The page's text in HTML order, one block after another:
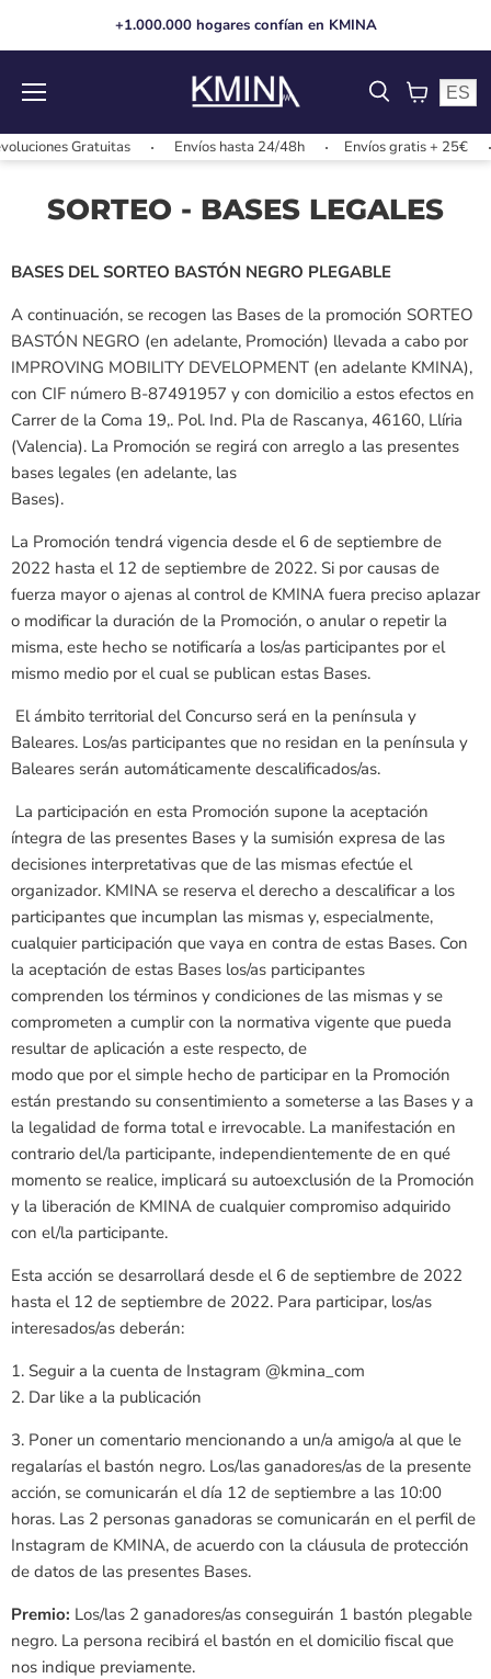
+1.000.000 hogares confían en KMINA
carrito
ES
Gratuitas Envíos hasta 24/48h Envíos gratis + 25€
SORTEO - BASES LEGALES
BASES DEL SORTEO BASTÓN NEGRO PLEGABLE
A continuación, se recogen las Bases de la promoción SORTEO
BASTÓN NEGRO (en adelante, Promoción) llevada a cabo por
IMPROVING MOBILITY DEVELOPMENT (en adelante KMINA),
con CIF número B-87491957 y con domicilio a estos efectos en
Carrer de la Coma 19,. Pol. Ind. Pla de Rascanya, 46160, Llíria
(Valencia). La Promoción se regirá con arreglo a las presentes
bases legales (en adelante, las
Bases).
La Promoción tendrá vigencia desde el 6 de septiembre de
2022 hasta el 12 de septiembre de 2022. Si por causas de
fuerza mayor o ajenas al control de KMINA fuera preciso aplazar
o modificar la duración de la Promoción, o anular o repetir la
misma, este hecho se notificaría a los/as participantes por el
mismo medio por el cual se publican estas Bases.
El ámbito territorial del Concurso será en la península y
Baleares. Los/as participantes que no residan en la península y
Baleares serán automáticamente descalificados/as.
La participación en esta Promoción supone la aceptación
íntegra de las presentes Bases y la sumisión expresa de las
decisiones interpretativas que de las mismas efectúe el
organizador. KMINA se reserva el derecho a descalificar a los
participantes que incumplan las mismas y, especialmente,
cualquier participación que vaya en contra de estas Bases. Con
la aceptación de estas Bases los/as participantes
comprenden los términos y condiciones de las mismas y se
comprometen a cumplir con la normativa vigente que pueda
resultar de aplicación a este respecto, de
modo que por el simple hecho de participar en la Promoción
están prestando su consentimiento a someterse a las Bases y a
la legalidad de forma total e irrevocable. La manifestación en
contrario del/la participante, independientemente de en qué
momento se realice, implicará su autoexclusión de la Promoción
y la liberación de KMINA de cualquier compromiso adquirido
con el/la participante.
Esta acción se desarrollará desde el 6 de septiembre de 2022
hasta el 12 de septiembre de 2022. Para participar, los/as
interesados/as deberán:
1. Seguir a la cuenta de Instagram @kmina_com
2. Dar like a la publicación
3. Poner un comentario mencionando a un/a amigo/a al que le
regalarías el bastón negro. Los/las ganadores/as de la presente
acción, se comunicarán el día 12 de septiembre a las 10:00
horas. Las 2 personas ganadoras se comunicarán en el perfil de
Instagram de KMINA, de acuerdo con la cláusula de protección
de datos de las presentes Bases.
Premio: Los/las 2 ganadores/as conseguirán 1 bastón plegable
negro. La persona recibirá el bastón en el domicilio fiscal que
nos indique previamente.